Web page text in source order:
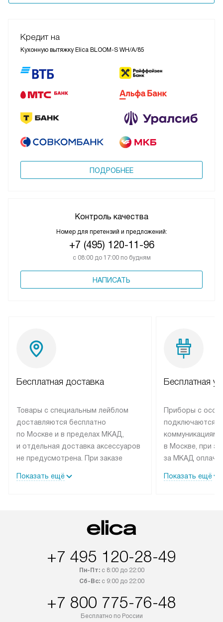
Кредит на
Кухонную вытяжку Elica BLOOM-S WH/A/85
ПОДРОБНЕЕ
Контроль качества
Номер для претензий и предложений:
+7 (495) 120-11-96
с 08:00 до 17:00 по будням
НАПИСАТЬ
Бесплатная доставка
Товары с специальным лейблом
доставляются бесплатно
по Москве и в пределах МКАД,
и отдельная доставка аксессуаров
не предусмотрена. При заказе
рекомендуем обсудить
быть отправлены покупателю
интересен товар «Под заказ»,
приобретения с менеджером сайта.
доставляются бесплатно
по Москве в пределах МКАД,
Показать ещё
Бесплатная
Приборы с
подключаются к
коммуникациям
в Москве, при
за МКАД
партнера
по монтажу
материалы.
Показать ещё
+7 495 120-28-49
Пн-Пт:с 8:00 до 22:00
Сб-Вс:с 9:00 до 22:00
+7 800 775-76-48
Бесплатно по России